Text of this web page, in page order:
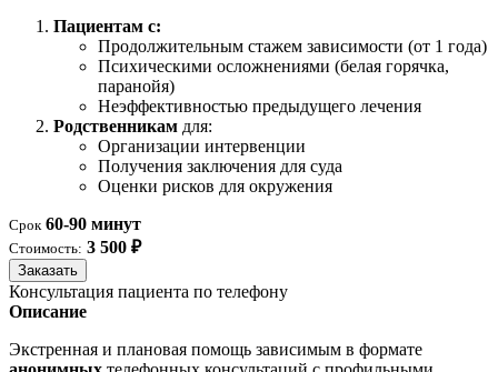
Пациентам с:
Продолжительным стажем зависимости (от 1 года)
Психическими осложнениями (белая горячка,
паранойя)
Неэффективностью предыдущего лечения
Родственникам для:
Организации интервенции
Получения заключения для суда
Оценки рисков для окружения
Срок 60-90 минут
Стоимость: 3 500 ₽
Заказать
Консультация пациента по телефону
Описание
Экстренная и плановая помощь зависимым в формате